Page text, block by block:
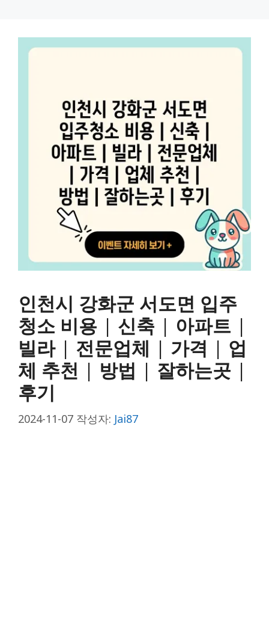
인천시 강화군 서도면 입주
청소 비용 | 신축 | 아파트 |
빌라 | 전문업체 | 가격 | 업
체 추천 | 방법 | 잘하는곳 |
후기
2024-11-07 작성자: Jai87